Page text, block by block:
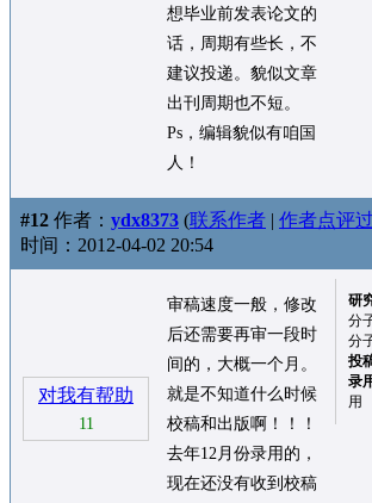
想毕业前发表论文的
话，周期有些长，不
建议投递。貌似文章
出刊周期也不短。
Ps，编辑貌似有咱国
人！
#12 作者： ydx8373 (联系作者 | 作者点评
时间：2012-04-02 20:54
对我有帮助
11
审稿速度一般，修改
后还需要再审一段时
间的，大概一个月。
就是不知道什么时候
校稿和出版啊！！！
去年12月份录用的，
现在还没有收到校稿
研
分
分
投
录
用